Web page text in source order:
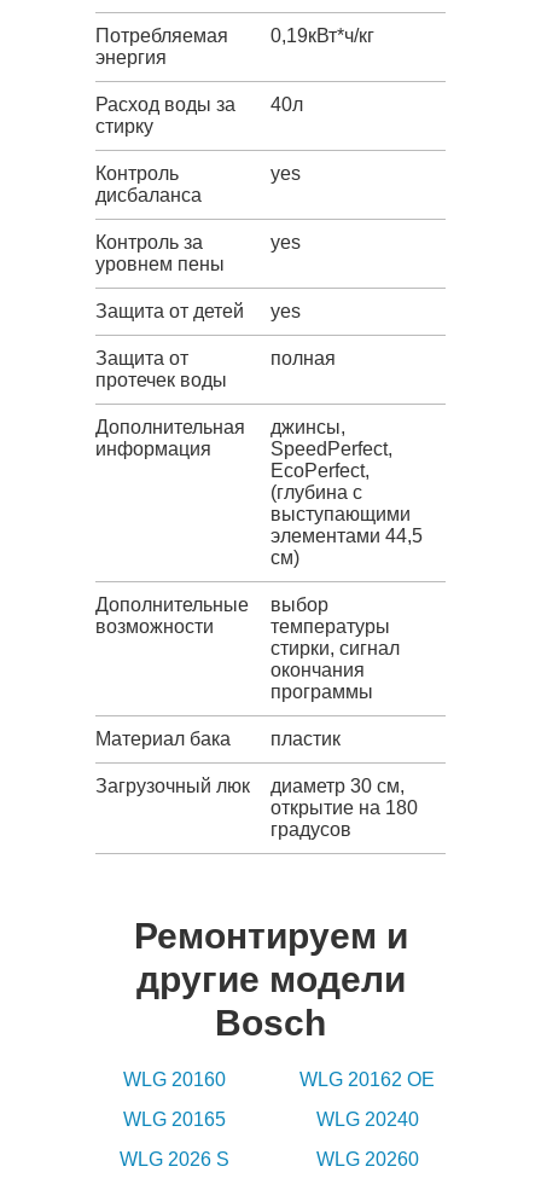
Потребляемая
энергия
0,19кВт*ч/кг
Расход воды за
стирку
40л
Контроль
дисбаланса
yes
Контроль за
уровнем пены
yes
Защита от детей yes
Защита от
протечек воды
полная
Дополнительная
информация
джинсы,
SpeedPerfect,
EcoPerfect,
(глубина с
выступающими
элементами 44,5
см)
Дополнительные
возможности
выбор
температуры
стирки, сигнал
окончания
программы
Материал бака пластик
Загрузочный люк
диаметр 30 см,
открытие на 180
градусов
Ремонтируем и
другие модели
Bosch
WLG 20160
WLG 20162 OE
WLG 20165
WLG 20240
WLG 2026 S
WLG 20260